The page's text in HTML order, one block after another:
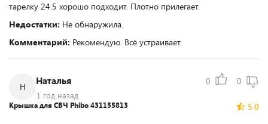
тарелку 24.5 хорошо подходит. Плотно прилегает.
Недостатки: Не обнаружила.
Комментарий: Рекомендую. Всё устраивает.
Н
Наталья
1 год назад
0 0
5.0
Крышка для СВЧ Phibo 431155813